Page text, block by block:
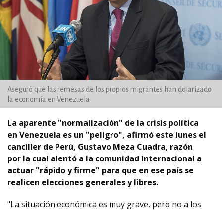
Aseguró que las remesas de los propios migrantes han dolarizado
la economía en Venezuela
La aparente "normalización" de la crisis política
en Venezuela es un "peligro", afirmó este lunes el
canciller de Perú, Gustavo Meza Cuadra, razón
por la cual alentó a la comunidad internacional a
actuar "rápido y firme" para que en ese país se
realicen elecciones generales y libres.
"La situación económica es muy grave, pero no a los